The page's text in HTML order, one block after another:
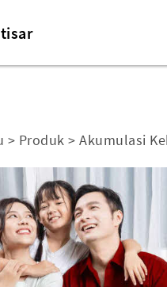
> Produk > Akumulasi